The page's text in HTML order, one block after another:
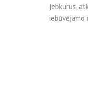
jebkurus,
iebūvējamo